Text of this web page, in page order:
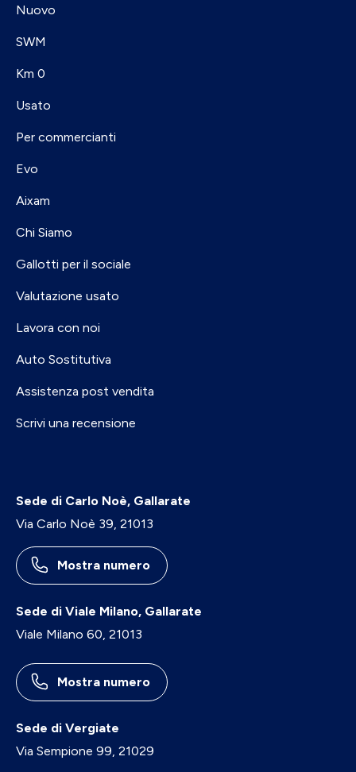
Nuovo
SWM
Km 0
Usato
Per commercianti
Evo
Aixam
Chi Siamo
Gallotti per il sociale
Valutazione usato
Lavora con noi
Auto Sostitutiva
Assistenza post vendita
Scrivi una recensione
Sede di Carlo Noè, Gallarate
Via Carlo Noè 39, 21013
Mostra numero
Sede di Viale Milano, Gallarate
Viale Milano 60, 21013
Mostra numero
Sede di Vergiate
Via Sempione 99, 21029